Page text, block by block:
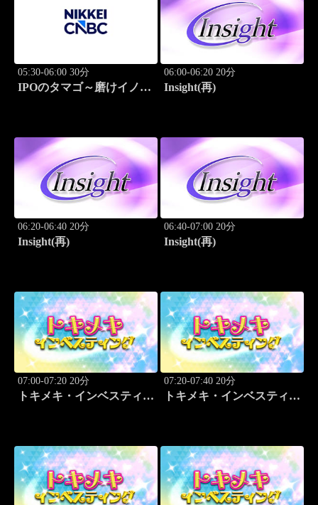
05:30-06:00 30分
IPOのタマゴ～磨けイノベ
06:00-06:20 20分
Insight(再)
06:20-06:40 20分
Insight(再)
06:40-07:00 20分
Insight(再)
07:00-07:20 20分
トキメキ・インベスティン
07:20-07:40 20分
トキメキ・インベスティン